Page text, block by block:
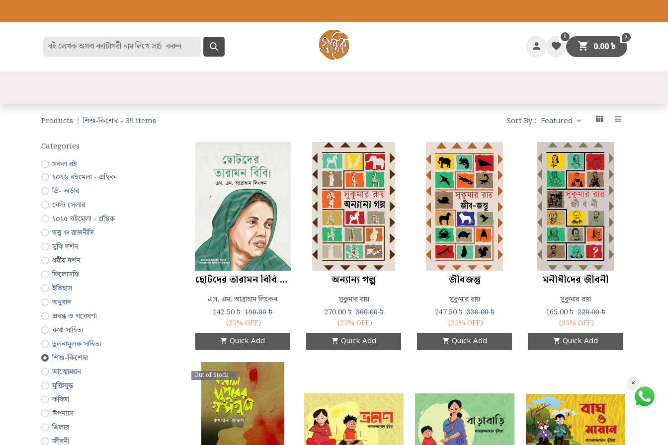
0 0
0.00৳
Products শিশু-কিশোর- 39 items Sort By : Featured
Categories
সকল বই
২০২৬ বইমেলা - গ্রন্থিক
প্রি- অর্ডার
বেস্ট সেলার
২০২৫ বইমেলা - গ্রন্থিক
তত্ত্ব ও রাজনীতি
সুফি দর্শন
ধর্মীয় দর্শন
ফিলোসফি
ইতিহাস
অনুবাদ
প্রবন্ধ ও গবেষণা
কথা সাহিত্য
তুলনামূলক সাহিত্য
শিশু-কিশোর
আত্মোন্নয়ন
মুক্তিযুদ্ধ
কবিতা
উপন্যাস
থ্রিলার
জীবনী
ছোটদের তারামন বিবি (বীরপ্রতীক)
এস. এম. আব্রাহাম লিংকন
142.50৳ 190.00৳
(25% OFF)
Quick Add
অন্যান্য গল্প
সুকুমার রায়
270.00৳ 360.00৳
(25% OFF)
Quick Add
জীবজন্তু
সুকুমার রায়
247.50৳ 330.00৳
(25% OFF)
Quick Add
মনীষীদের জীবনী
সুকুমার রায়
165.00৳ 220.00৳
(25% OFF)
Quick Add
Out of Stock
×